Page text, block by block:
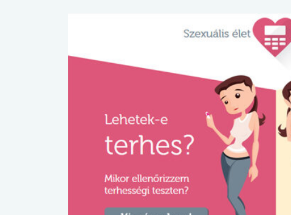
lábnyomod?
#Betegségek
Elsősegély
tudásteszt